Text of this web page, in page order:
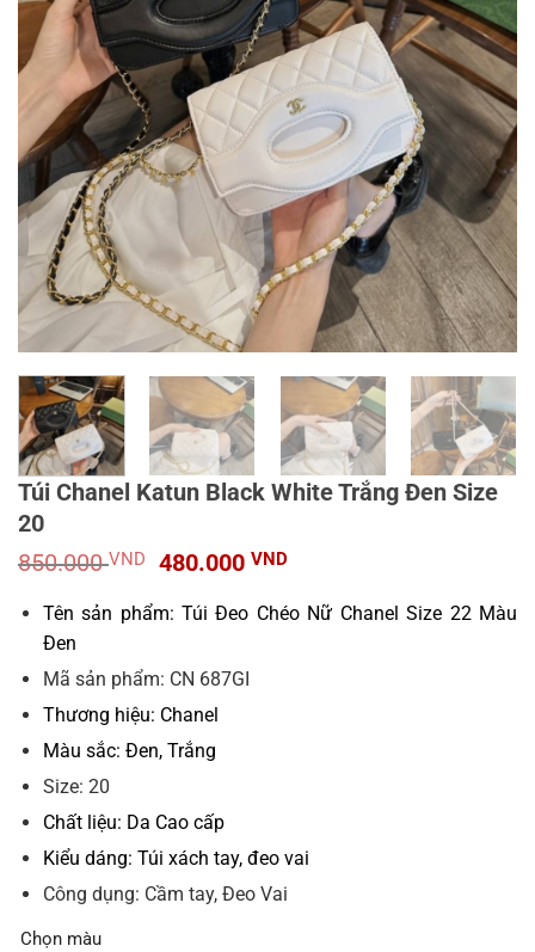
Túi Chanel Katun Black White Trắng Đen Size
20
850.000VND
Giá
là:
480.000 VNDGiá
tại
Tên sản phẩm: Túi Đeo Chéo Nữ Chanel Size 22 Màu
Đen
Mã sản phẩm: CN 687GI
Thương hiệu: Chanel
Màu sắc: Đen, Trắng
Size: 20
Chất liệu: Da Cao cấp
Kiểu dáng: Túi xách tay, đeo vai
Công dụng: Cầm tay, Đeo Vai
Chọn màu